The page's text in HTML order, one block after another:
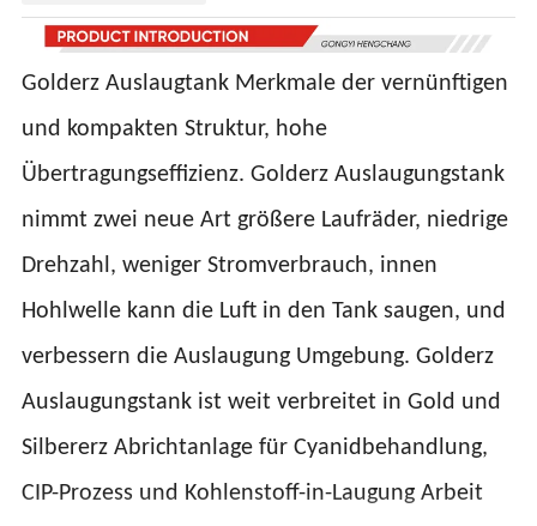
Golderz Auslaugtank Merkmale der vernünftigen
und kompakten Struktur, hohe
Übertragungseffizienz. Golderz Auslaugungstank
nimmt zwei neue Art größere Laufräder, niedrige
Drehzahl, weniger Stromverbrauch, innen
Hohlwelle kann die Luft in den Tank saugen, und
verbessern die Auslaugung Umgebung. Golderz
Auslaugungstank ist weit verbreitet in Gold und
Silbererz Abrichtanlage für Cyanidbehandlung,
CIP-Prozess und Kohlenstoff-in-Laugung Arbeit